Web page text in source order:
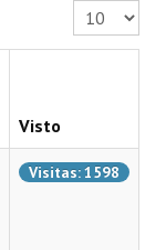
Cantidad a
Visto
Visitas: 1598